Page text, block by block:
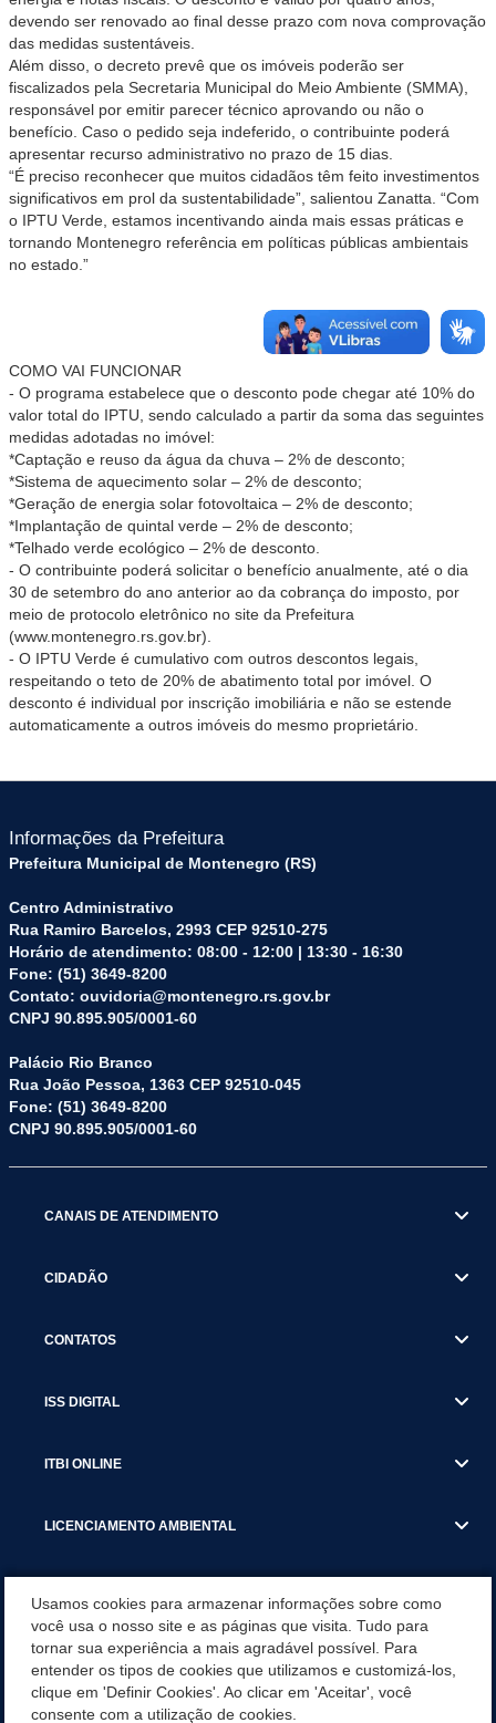
devendo ser renovado ao final desse prazo com nova comprovação
das medidas sustentáveis.
Além disso, o decreto prevê que os imóveis poderão ser
fiscalizados pela Secretaria Municipal do Meio Ambiente (SMMA),
responsável por emitir parecer técnico aprovando ou não o
benefício. Caso o pedido seja indeferido, o contribuinte poderá
apresentar recurso administrativo no prazo de 15 dias.
“É preciso reconhecer que muitos cidadãos têm feito investimentos
significativos em prol da sustentabilidade”, salientou Zanatta. “Com
o IPTU Verde, estamos incentivando ainda mais essas práticas e
tornando Montenegro referência em políticas públicas ambientais
no estado.”
COMO VAI FUNCIONAR
- O programa estabelece que o desconto pode chegar até 10% do
valor total do IPTU, sendo calculado a partir da soma das seguintes
medidas adotadas no imóvel:
*Captação e reuso da água da chuva – 2% de desconto;
*Sistema de aquecimento solar – 2% de desconto;
*Geração de energia solar fotovoltaica – 2% de desconto;
*Implantação de quintal verde – 2% de desconto;
*Telhado verde ecológico – 2% de desconto.
- O contribuinte poderá solicitar o benefício anualmente, até o dia
30 de setembro do ano anterior ao da cobrança do imposto, por
meio de protocolo eletrônico no site da Prefeitura
(www.montenegro.rs.gov.br).
- O IPTU Verde é cumulativo com outros descontos legais,
respeitando o teto de 20% de abatimento total por imóvel. O
desconto é individual por inscrição imobiliária e não se estende
automaticamente a outros imóveis do mesmo proprietário.
Informações da Prefeitura
Prefeitura Municipal de Montenegro (RS)
Centro Administrativo
Rua Ramiro Barcelos, 2993 CEP 92510-275
Horário de atendimento: 08:00 - 12:00 | 13:30 - 16:30
Fone: (51) 3649-8200
Contato: ouvidoria@montenegro.rs.gov.br
CNPJ 90.895.905/0001-60
Palácio Rio Branco
Rua João Pessoa, 1363 CEP 92510-045
Fone: (51) 3649-8200
CNPJ 90.895.905/0001-60
CANAIS DE ATENDIMENTO
CIDADÃO
CONTATOS
ISS DIGITAL
ITBI ONLINE
LICENCIAMENTO AMBIENTAL
SERVIÇOS
SERVIÇOS DO DEPARTAMENTO DE RECEITA MUNICIPAL
Usamos cookies para armazenar informações sobre como
você usa o nosso site e as páginas que visita. Tudo para
tornar sua experiência a mais agradável possível. Para
entender os tipos de cookies que utilizamos e customizá-los,
clique em 'Definir Cookies'. Ao clicar em 'Aceitar', você
consente com a utilização de cookies.